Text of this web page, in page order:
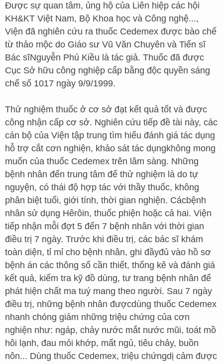
Được sự quan tâm, ủng hộ của Liên hiệp các hội
KH&KT Việt Nam, Bộ Khoa học và Công nghệ...,
Viện đã nghiên cứu ra thuốc Cedemex được bào chế
từ thảo mộc do Giáo sư Vũ Văn Chuyên và Tiến sĩ
Bác sĩNguyễn Phú Kiều là tác giả. Thuốc đã được
Cục Sở hữu công nghiệp cấp bằng độc quyền sáng
chế số 1017 ngày 9/9/1999.
Thử nghiệm thuốc ở cơ sở đạt kết quả tốt và được
công nhận cấp cơ sở. Nghiên cứu tiếp đề tài này, các
cán bộ của Viện tập trung tìm hiểu đánh giá tác dụng
hỗ trợ cắt cơn nghiện, khảo sát tác dụngkhông mong
muốn của thuốc Cedemex trên lâm sàng. Những
bệnh nhân đến trung tâm để thử nghiệm là do tự
nguyện, có thái độ hợp tác với thầy thuốc, không
phân biệt tuổi, giới tính, thời gian nghiện. Cácbệnh
nhân sử dụng Hêrôin, thuốc phiện hoặc cả hai. Viện
tiếp nhận mỗi đợt 5 đến 7 bệnh nhân với thời gian
điều trị 7 ngày. Trước khi điều trị, các bác sĩ khám
toàn diện, tỉ mỉ cho bệnh nhân, ghi đầyđủ vào hồ sơ
bệnh án các thông số cần thiết, thống kê và đánh giá
kết quả, kiểm tra kỹ đồ dùng, tư trang bệnh nhân để
phát hiện chất ma tuý mang theo người. Sau 7 ngày
điều trị, những bệnh nhân đượcdùng thuốc Cedemex
nhanh chóng giảm những triệu chứng của cơn
nghiện như: ngáp, chảy nước mắt nước mũi, toát mồ
hôi lạnh, đau mỏi khớp, mất ngủ, tiêu chảy, buồn
nôn... Dùng thuốc Cedemex, triệu chứngdị cảm được